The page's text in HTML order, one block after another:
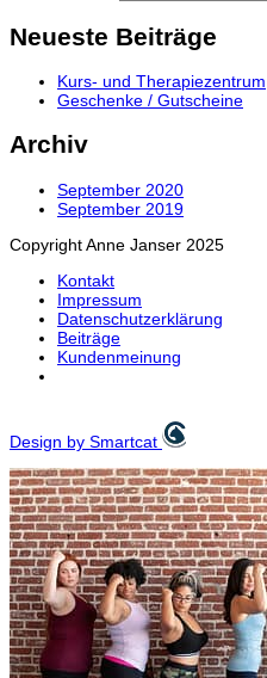
Neueste Beiträge
Kurs- und Therapiezentrum
Geschenke / Gutscheine
Archiv
September 2020
September 2019
Copyright Anne Janser 2025
Kontakt
Impressum
Datenschutzerklärung
Beiträge
Kundenmeinung
Design by Smartcat